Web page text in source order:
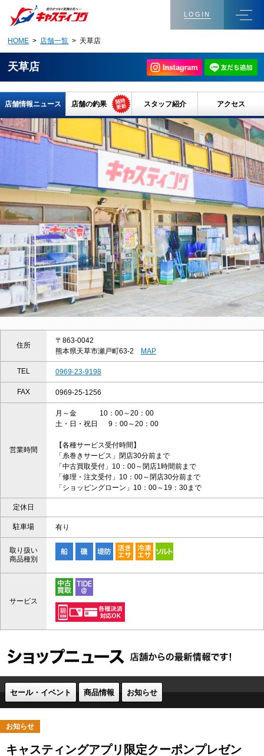
LOGIN
HOME > 店舗一覧 > 天草店
天草店
店舗情報ニュース 店舗の釣果 スタッフ紹介 アクセス
住所
〒863-0042
熊本県天草市瀬戸町63-2
MAP
TEL 0969-23-9198
FAX 0969-25-1256
営業時間
月～金 10：00～20：00
土・日・祝日 9：00～20：00
【各種サービス受付時間】
「糸巻きサービス」閉店30分前まで
「中古買取受付」10：00～閉店1時間前まで
「修理・注文受付」10：00～閉店30分前まで
「ショッピングローン」10：00～19：30まで
定休日
駐車場 有り
取り扱い
商品種別
サービス
セール・イベント 商品情報 お知らせ
お知らせ
キャスティングアプリ限定クーポンプレゼン